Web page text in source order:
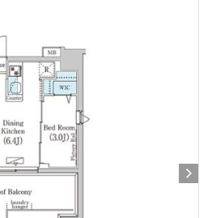
再検索